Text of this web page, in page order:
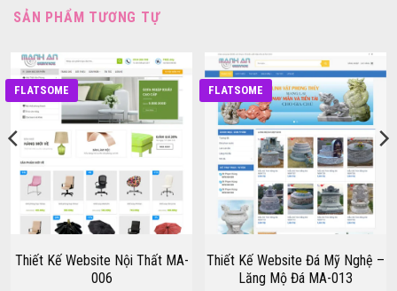
SẢN PHẨM TƯƠNG TỰ
FLATSOME
Thiết Kế Website Nội Thất MA-
006
FLATSOME
Thiết Kế Website Đá Mỹ Nghệ –
Lăng Mộ Đá MA-013